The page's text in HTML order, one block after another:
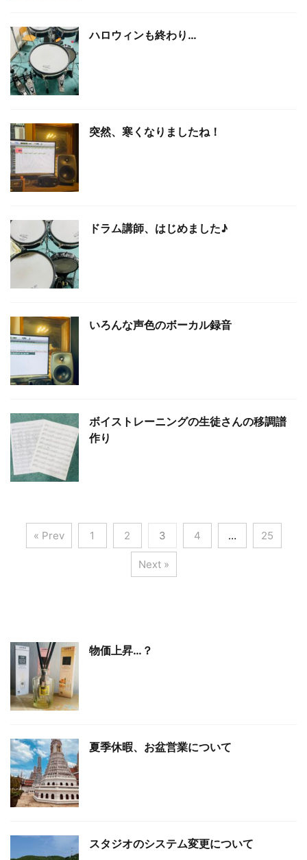
ハロウィンも終わり…
突然、寒くなりましたね！
ドラム講師、はじめました♪
いろんな声色のボーカル録音
ボイストレーニングの生徒さんの移調譜
作り
« Prev 1 2 3 4 … 25
Next »
物価上昇…？
夏季休暇、お盆営業について
スタジオのシステム変更について